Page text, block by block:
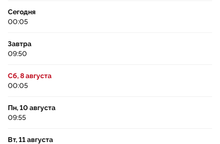
Сегодня
00:05
Завтра
09:50
Сб, 8 августа
00:05
Пн, 10 августа
09:55
Вт, 11 августа